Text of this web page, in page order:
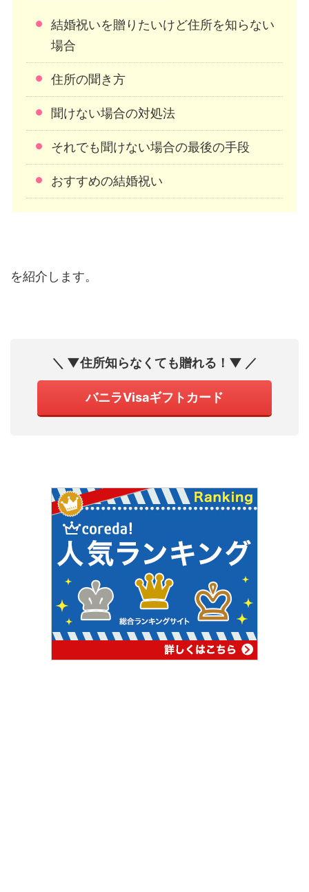
結婚祝いを贈りたいけど住所を知らない
場合
住所の聞き方
聞けない場合の対処法
それでも聞けない場合の最後の手段
おすすめの結婚祝い
を紹介します。
＼ ▼住所知らなくても贈れる！▼ ／
バニラVisaギフトカード